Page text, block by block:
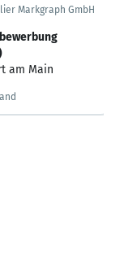
Markgraph GmbH
am Main